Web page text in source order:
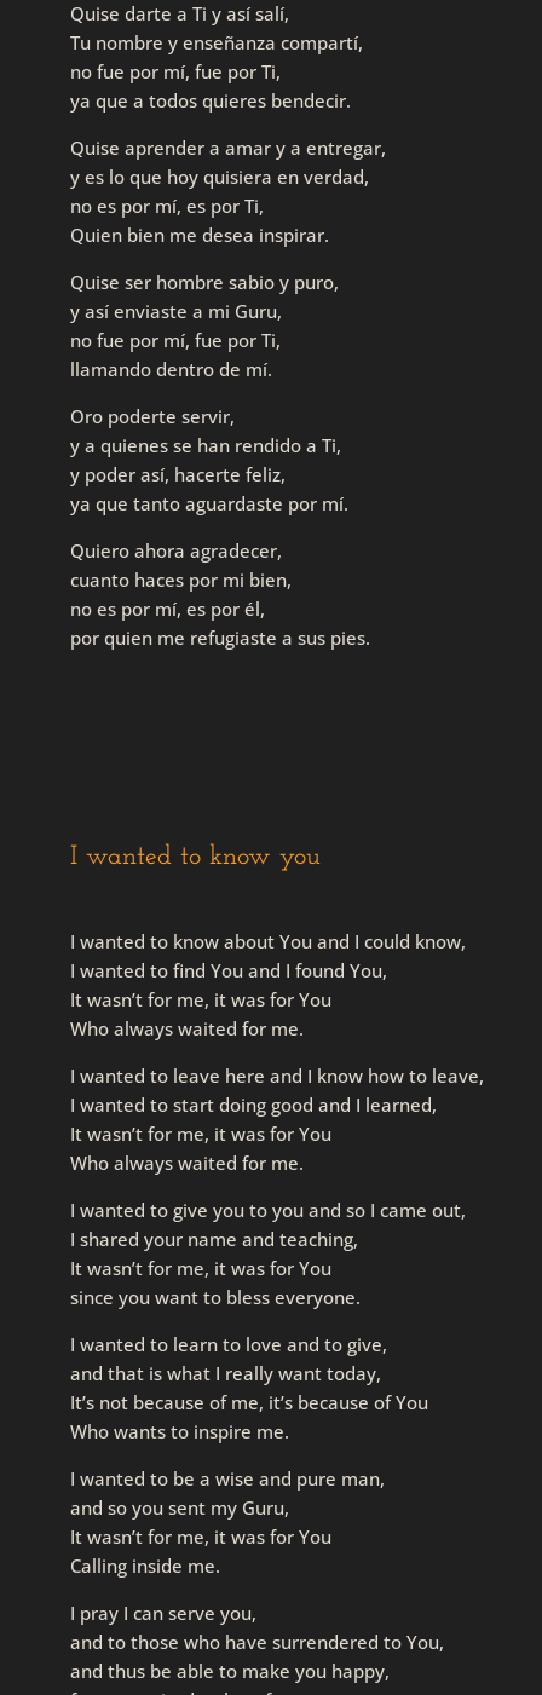
Quise darte a Ti y así salí,
Tu nombre y enseñanza compartí,
no fue por mí, fue por Ti,
ya que a todos quieres bendecir.
Quise aprender a amar y a entregar,
y es lo que hoy quisiera en verdad,
no es por mí, es por Ti,
Quien bien me desea inspirar.
Quise ser hombre sabio y puro,
y así enviaste a mi Guru,
no fue por mí, fue por Ti,
llamando dentro de mí.
Oro poderte servir,
y a quienes se han rendido a Ti,
y poder así, hacerte feliz,
ya que tanto aguardaste por mí.
Quiero ahora agradecer,
cuanto haces por mi bien,
no es por mí, es por él,
por quien me refugiaste a sus pies.
I wanted to know you
I wanted to know about You and I could know,
I wanted to find You and I found You,
It wasn’t for me, it was for You
Who always waited for me.
I wanted to leave here and I know how to leave,
I wanted to start doing good and I learned,
It wasn’t for me, it was for You
Who always waited for me.
I wanted to give you to you and so I came out,
I shared your name and teaching,
It wasn’t for me, it was for You
since you want to bless everyone.
I wanted to learn to love and to give,
and that is what I really want today,
It’s not because of me, it’s because of You
Who wants to inspire me.
I wanted to be a wise and pure man,
and so you sent my Guru,
It wasn’t for me, it was for You
Calling inside me.
I pray I can serve you,
and to those who have surrendered to You,
and thus be able to make you happy,